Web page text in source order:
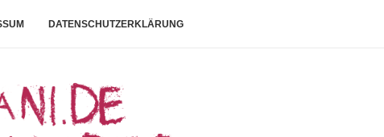
DATENSCHUTZERKLÄRUNG